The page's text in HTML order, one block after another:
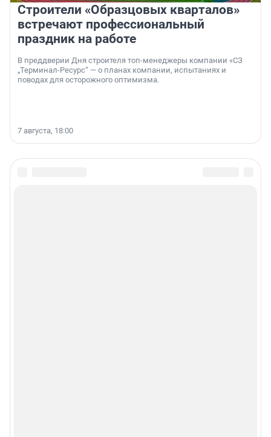
Строители «Образцовых кварталов»
встречают профессиональный
праздник на работе
В преддверии Дня строителя топ-менеджеры компании «СЗ
„Терминал-Ресурс“ — о планах компании, испытаниях и
поводах для осторожного оптимизма.
7 августа, 18:00